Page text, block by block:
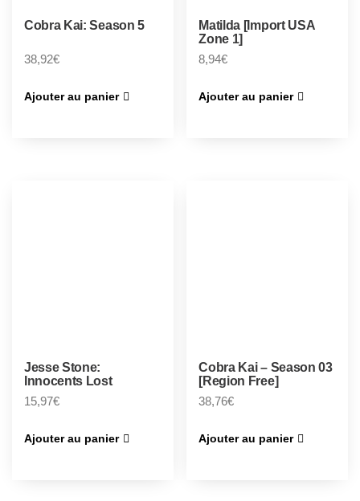
Cobra Kai: Season 5
38,92€
Ajouter au panier
Matilda [Import USA
Zone 1]
8,94€
Ajouter au panier
Jesse Stone:
Innocents Lost
15,97€
Ajouter au panier
Cobra Kai – Season 03
[Region Free]
38,76€
Ajouter au panier